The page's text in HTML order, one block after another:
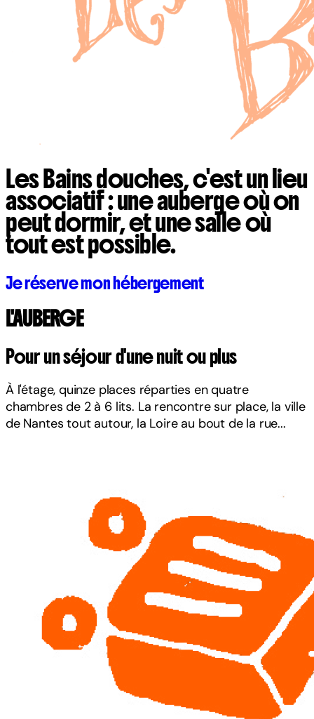
Les Bains douches, c'est un lieu
associatif : une auberge où on
peut dormir, et une salle où
tout est possible.
Je réserve mon hébergement
L'AUBERGE
Pour un séjour d'une nuit ou plus
À l'étage, quinze places réparties en quatre
chambres de 2 à 6 lits. La rencontre sur place, la ville
de Nantes tout autour, la Loire au bout de la rue...